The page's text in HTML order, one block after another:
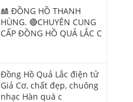
🎎 ĐỒNG HỒ THANH
HÙNG. 🔴CHUYÊN CUNG
CẤP ĐỒNG HỒ QUẢ LẮC C
Đồng Hồ Quả Lắc điện tử
Giả Cơ, chất đẹp, chuông
nhạc Hàn quá c